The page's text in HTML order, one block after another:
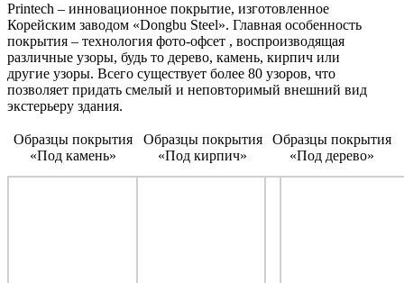
Printech – инновационное покрытие, изготовленное
Корейским заводом «Dongbu Steel». Главная особенность
покрытия – технология фото-офсет , воспроизводящая
различные узоры, будь то дерево, камень, кирпич или
другие узоры. Всего существует более 80 узоров, что
позволяет придать смелый и неповторимый внешний вид
экстерьеру здания.
Образцы покрытия
«Под камень»
Образцы покрытия
«Под кирпич»
Образцы покрытия
«Под дерево»